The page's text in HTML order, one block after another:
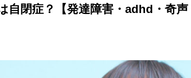
自閉症？【発達障害・adhd・奇